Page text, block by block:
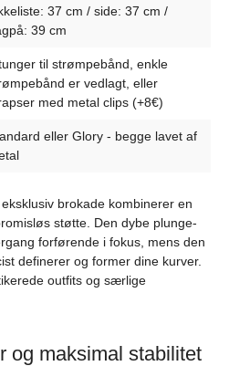
37 cm / side: 37 cm /
39 cm
til strømpebånd, enkle
er vedlagt, eller
med metal clips (+8€)
eller Glory - begge lavet af
brokade kombinerer en
støtte. Den dybe plunge-
forførende i fokus, mens den
definerer og former dine kurver.
outfits og særlige
og maksimal stabilitet